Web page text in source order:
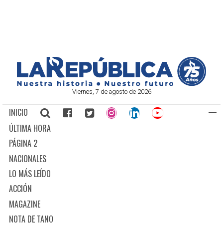
Viernes, 7 de agosto de 2026
INICIO
ÚLTIMA HORA
PÁGINA 2
NACIONALES
LO MÁS LEÍDO
ACCIÓN
MAGAZINE
NOTA DE TANO